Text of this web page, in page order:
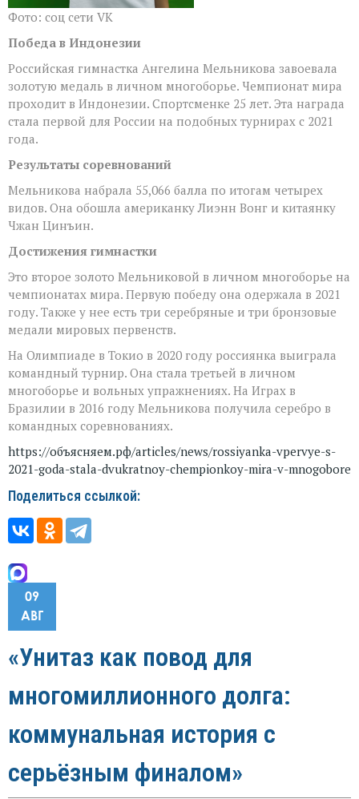
Фото: соц сети VK
Победа в Индонезии
Российская гимнастка Ангелина Мельникова завоевала
золотую медаль в личном многоборье. Чемпионат мира
проходит в Индонезии. Спортсменке 25 лет. Эта награда
стала первой для России на подобных турнирах с 2021
года.
Результаты соревнований
Мельникова набрала 55,066 балла по итогам четырех
видов. Она обошла американку Лиэнн Вонг и китаянку
Чжан Цинъин.
Достижения гимнастки
Это второе золото Мельниковой в личном многоборье на
чемпионатах мира. Первую победу она одержала в 2021
году. Также у нее есть три серебряные и три бронзовые
медали мировых первенств.
На Олимпиаде в Токио в 2020 году россиянка выиграла
командный турнир. Она стала третьей в личном
многоборье и вольных упражнениях. На Играх в
Бразилии в 2016 году Мельникова получила серебро в
командных соревнованиях.
https://объясняем.рф/articles/news/rossiyanka-vpervye-s-
2021-goda-stala-dvukratnoy-chempionkoy-mira-v-mnogobore
Поделиться ссылкой:
09
АВГ
«Унитаз как повод для
многомиллионного долга:
коммунальная история с
серьёзным финалом»